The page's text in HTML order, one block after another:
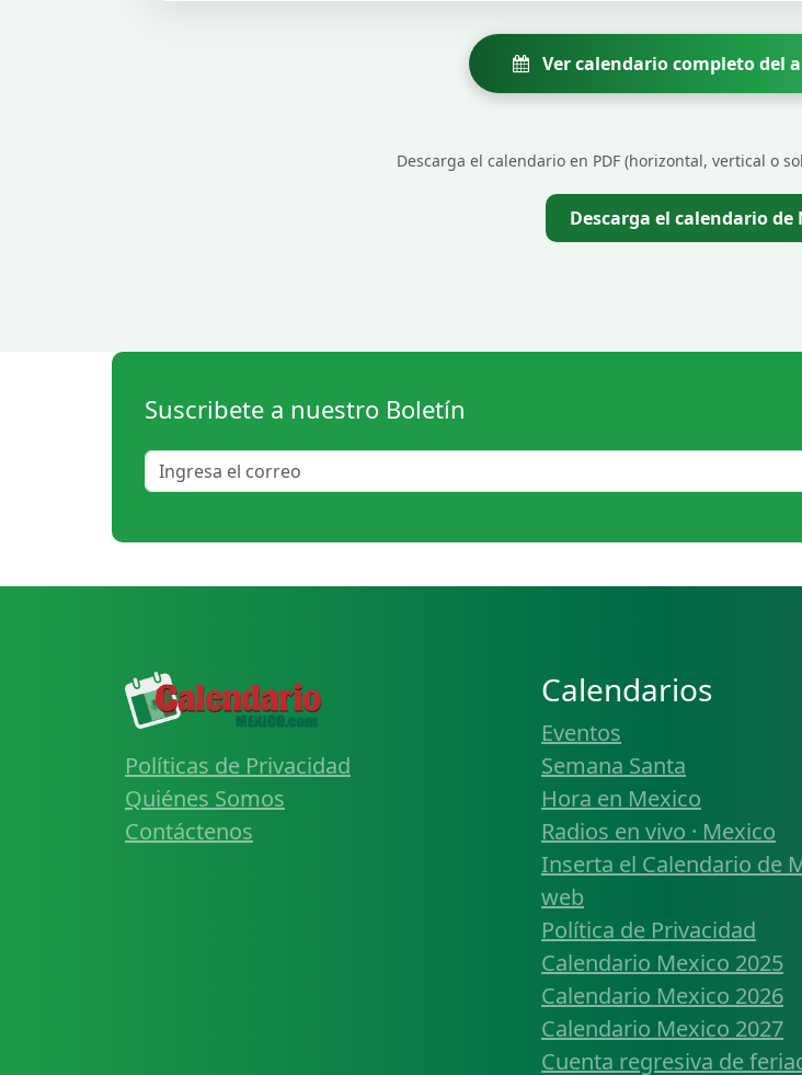
Ver calendario completo del
Descarga el calendario en PDF (horizontal, vertical o
Descarga el calendario de
Suscribete a nuestro Boletín
Políticas de Privacidad
Quiénes Somos
Contáctenos
Calendarios
Eventos
Semana Santa
Hora en Mexico
Radios en vivo · Mexico
Inserta el Calendario de
web
Política de Privacidad
Calendario Mexico 2025
Calendario Mexico 2026
Calendario Mexico 2027
Cuenta regresiva de